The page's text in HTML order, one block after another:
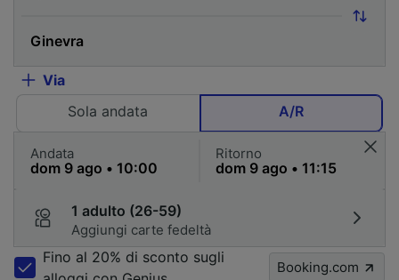
Via
Sola andata
A/R
Andata Ritorno
1 adulto (26-59)
Aggiungi carte fedeltà
Fino al 20% di sconto sugli
Booking.com